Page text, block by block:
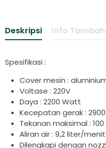
Deskripsi Info
Spesifikasi :
Cover mesin :
Voltase : 220V
Daya : 2200 Watt
Kecepatan gerak : 2900
Tekanan maksimal :
Aliran air : 9,2 liter/menit
Dilengkapi dengan